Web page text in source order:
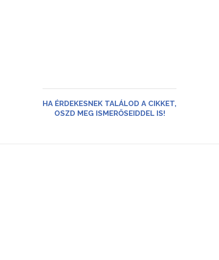
HA ÉRDEKESNEK TALÁLOD A CIKKET,
OSZD MEG ISMERŐSEIDDEL IS!